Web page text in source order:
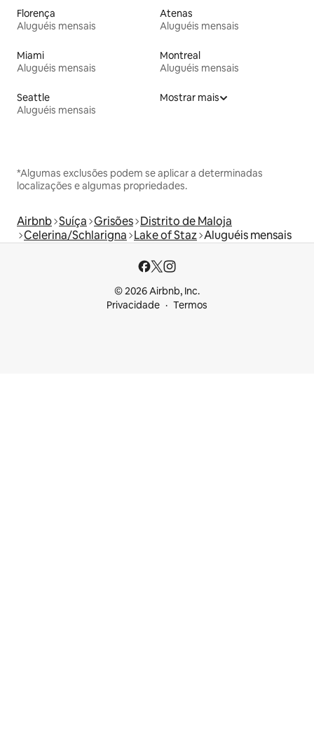
Florença
Aluguéis mensais
Atenas
Aluguéis mensais
Miami
Aluguéis mensais
Montreal
Aluguéis mensais
Seattle
Aluguéis mensais
Mostrar mais
*Algumas exclusões podem se aplicar a determinadas
localizações e algumas propriedades.
Airbnb Suíça Grisões Distrito de Maloja
Celerina/Schlarigna Lake of Staz Aluguéis mensais
© 2026 Airbnb, Inc.
Privacidade
Termos